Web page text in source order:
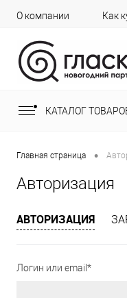
О компании Как
КАТАЛОГ
Главная страница •
Авторизация
АВТОРИЗАЦИЯ
Логин или email*